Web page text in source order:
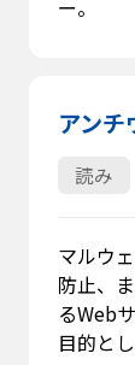
ー。
アンチ
読み
マルウ
防止、
るWeb
目的と